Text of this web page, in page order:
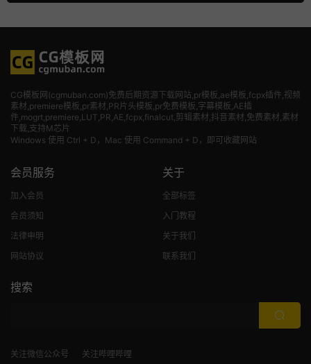
CG模板网(cgmuban.com)免费后期资源下载网站,pr模板,ae模板,fcpx插件,视频
素材 ,premiere模板,pr素材,PR片头模板,pr免费模板,字幕模板,AE插
件,mogrt,premiere,LUT,PR,AE,fcpx,finalcut,剪辑素材,抖音素材,免费素材,素材
下载,支持M芯片
Windows 使用 Ctrl + D，Mac 使用 Command + D，即可收藏网站
会员服务
加入会员
会员须知
法律申明
网站协议
关于
全部标签
入门教程
关于我们
联系我们
搜索
关注微信公众号 关注哔哩哔哩